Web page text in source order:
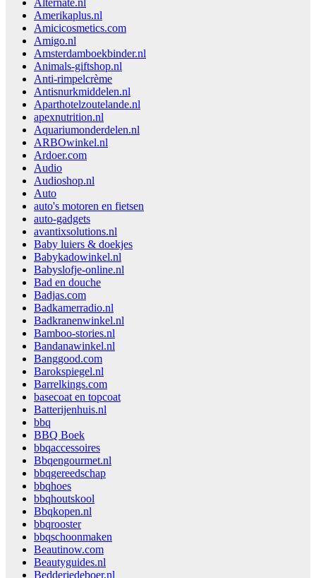
Alternate.nl
Amerikaplus.nl
Amicicosmetics.com
Amigo.nl
Amsterdamboekbinder.nl
Animals-giftshop.nl
Anti-rimpelcrème
Antisnurkmiddelen.nl
Aparthotelzoutelande.nl
apexnutrition.nl
Aquariumonderdelen.nl
ARBOwinkel.nl
Ardoer.com
Audio
Audioshop.nl
Auto
auto's motoren en fietsen
auto-gadgets
avantixsolutions.nl
Baby luiers & doekjes
Babykadowinkel.nl
Babyslofje-online.nl
Bad en douche
Badjas.com
Badkamerradio.nl
Badkranenwinkel.nl
Bamboo-stories.nl
Bandanawinkel.nl
Banggood.com
Barokspiegel.nl
Barrelkings.com
basecoat en topcoat
Batterijenhuis.nl
bbq
BBQ Boek
bbqaccessoires
Bbqengourmet.nl
bbqgereedschap
bbqhoes
bbqhoutskool
Bbqkopen.nl
bbqrooster
bbqschoonmaken
Beautinow.com
Beautyguides.nl
Bedderiedeboer.nl